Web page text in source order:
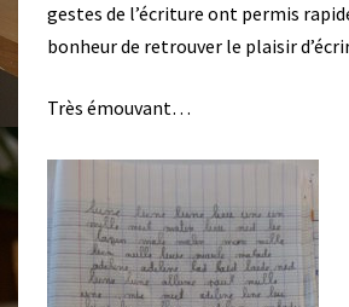
gestes de l’écriture ont permis
bonheur de retrouver le plaisir
Très émouvant…